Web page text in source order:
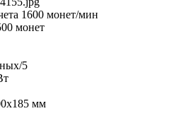
1600 монет/мин
монет
5
мм